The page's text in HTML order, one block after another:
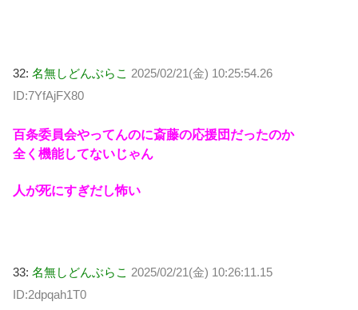
32: 名無しどんぶらこ 2025/02/21(金) 10:25:54.26
ID:7YfAjFX80
百条委員会やってんのに斎藤の応援団だったのか
全く機能してないじゃん
人が死にすぎだし怖い
33: 名無しどんぶらこ 2025/02/21(金) 10:26:11.15
ID:2dpqah1T0